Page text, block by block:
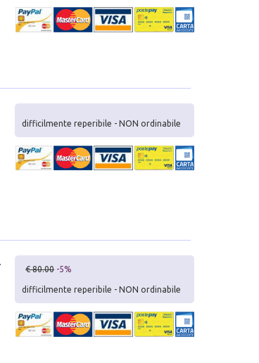
difficilmente reperibile - NON ordinabile
€ 80.00 -5%
difficilmente reperibile - NON ordinabile